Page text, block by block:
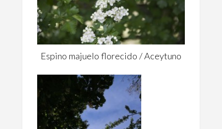
Espino majuelo florecido / Aceytuno